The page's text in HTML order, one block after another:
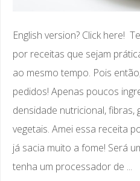
English version? Click here!
por receitas que sejam
ao mesmo tempo. Pois
pedidos! Apenas poucos
densidade nutricional,
vegetais. Amei essa receita
já sacia muito a fome! Será
tenha um processador de ...